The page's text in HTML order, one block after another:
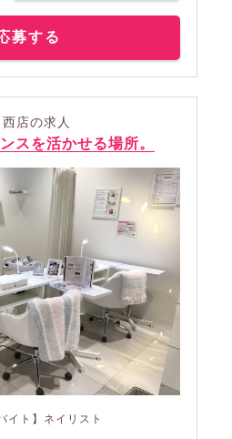
募する
店の求人
スを活かせる場所。
イト】ネイリスト